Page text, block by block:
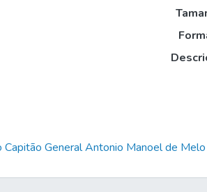
General Antonio Manoel de